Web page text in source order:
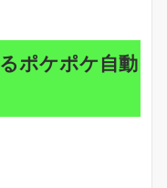
ポケポケ自動